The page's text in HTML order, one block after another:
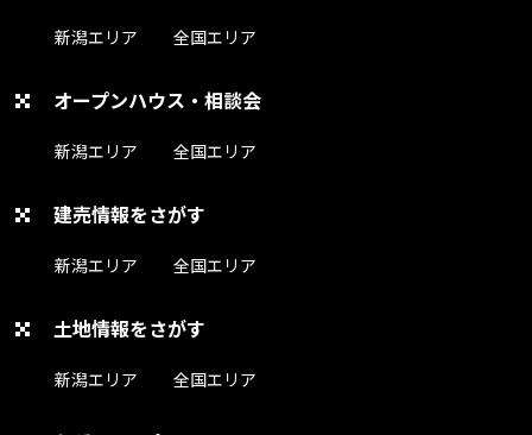
新潟エリア 全国エリア
オープンハウス・相談会
新潟エリア 全国エリア
建売情報をさがす
新潟エリア 全国エリア
土地情報をさがす
新潟エリア 全国エリア